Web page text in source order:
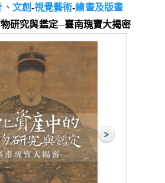
文創-視覺藝術-繪畫及版畫
研究與鑑定─臺南瑰寶大揭密